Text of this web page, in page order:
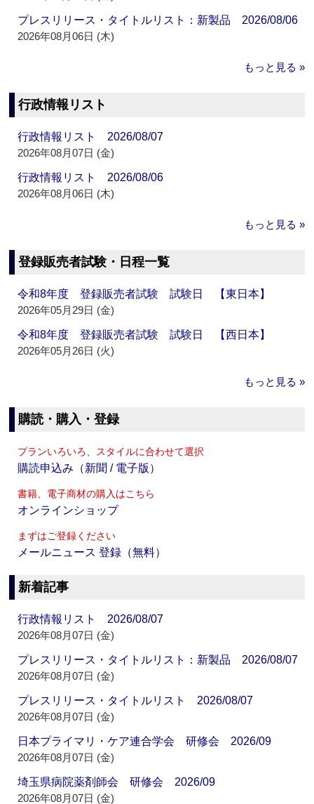
プレスリリース・タイトルリスト：新製品 2026/08/06
2026年08月06日 (木)
もっと見る »
行政情報リスト
行政情報リスト 2026/08/07
2026年08月07日 (金)
行政情報リスト 2026/08/06
2026年08月06日 (木)
もっと見る »
登録販売者試験・日程一覧
令和8年度 登録販売者試験 試験日 【東日本】
2026年05月29日 (金)
令和8年度 登録販売者試験 試験日 【西日本】
2026年05月26日 (火)
もっと見る »
購読・購入・登録
プランいろいろ、スタイルに合わせて選択
購読申込み（新聞 / 電子版）
書籍、電子商材の購入はこちら
オンラインショップ
まずはご登録ください
メールニュース 登録（無料）
新着記事
行政情報リスト 2026/08/07
2026年08月07日 (金)
プレスリリース・タイトルリスト：新製品 2026/08/07
2026年08月07日 (金)
プレスリリース・タイトルリスト 2026/08/07
2026年08月07日 (金)
日本プライマリ・ケア連合学会 研修会 2026/09
2026年08月07日 (金)
埼玉県病院薬剤師会 研修会 2026/09
2026年08月07日 (金)